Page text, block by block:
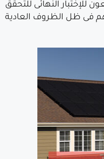
للإختبار النهائى للتحقق
فى ظل الظروف العادية